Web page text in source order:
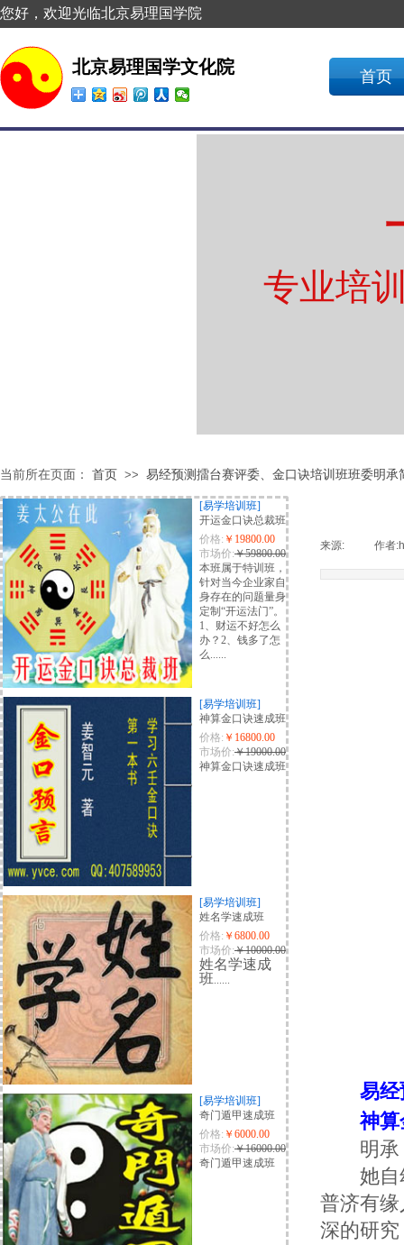
北京易理国学文化院
您好，欢迎光临北京易理国学院
首页
专业培
当前所在页面： 首页 >> 易经预测擂台赛评委、金口诀培训班班委明承
[易学培训班]
开运金口诀总裁班
价格: ￥19800.00
市场价:￥59800.00
本班属于特训班，
针对当今企业家自
身存在的问题量身
定制“开运法门”。
1、财运不好怎么
办？2、钱多了怎
么......
[易学培训班]
神算金口诀速成班
价格: ￥16800.00
市场价:￥19000.00
神算金口诀速成班
[易学培训班]
姓名学速成班
价格: ￥6800.00
市场价:￥10000.00
姓名学速成
班......
[易学培训班]
奇门遁甲速成班
价格: ￥6000.00
市场价:￥16000.00
奇门遁甲速成班
来源: 作者:
易经
神算
明
她自幼
普济有
深的研